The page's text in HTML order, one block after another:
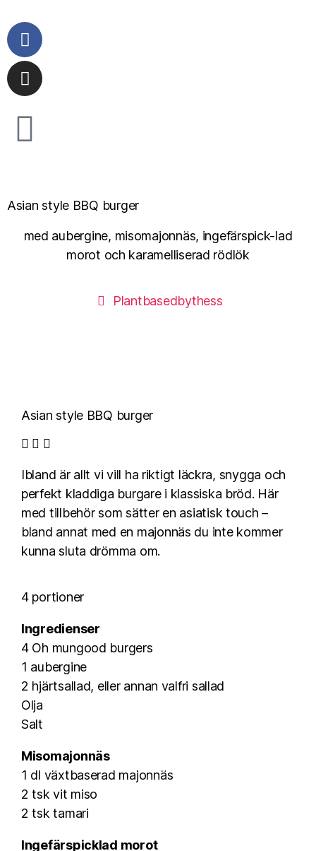
Asian style BBQ burger
med aubergine, misomajonnäs, ingefärspick-lad
morot och karamelliserad rödlök
Plantbasedbythess
Asian style BBQ burger
Ibland är allt vi vill ha riktigt läckra, snygga och
perfekt kladdiga burgare i klassiska bröd. Här
med tillbehör som sätter en asiatisk touch –
bland annat med en majonnäs du inte kommer
kunna sluta drömma om.
4 portioner
Ingredienser
4 Oh mungood burgers
1 aubergine
2 hjärtsallad, eller annan valfri sallad
Olja
Salt
Misomajonnäs
1 dl växtbaserad majonnäs
2 tsk vit miso
2 tsk tamari
Ingefärspicklad morot